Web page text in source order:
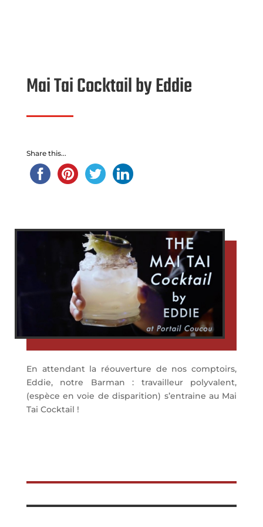
Mai Tai Cocktail by Eddie
Share this...
En attendant la réouverture de nos comptoirs,
Eddie, notre Barman : travailleur polyvalent,
(espèce en voie de disparition) s’entraine au Mai
Tai Cocktail !